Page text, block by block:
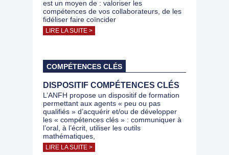
est un moyen de : valoriser les
compétences de vos collaborateurs, de les
fidéliser faire coïncider
LIRE LA SUITE >
COMPÉTENCES CLÉS
DISPOSITIF COMPÉTENCES CLÉS
L’ANFH propose un dispositif de formation
permettant aux agents « peu ou pas
qualifiés » d’acquérir et/ou de développer
les « compétences clés » : communiquer à
l’oral, à l’écrit, utiliser les outils
mathématiques,
LIRE LA SUITE >